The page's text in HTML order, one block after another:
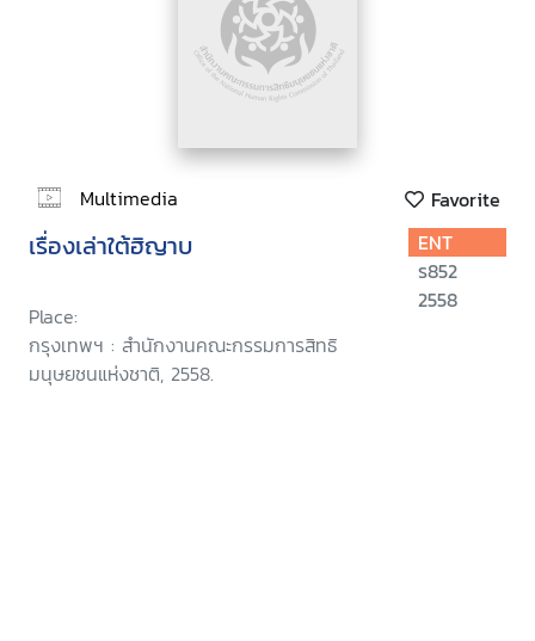
Multimedia Favorite
เรื่องเล่าใต้ฮิญาบ
Place:
กรุงเทพฯ : สำนักงานคณะกรรมการสิทธิ
มนุษยชนแห่งชาติ, 2558.
ENT
ร852
2558